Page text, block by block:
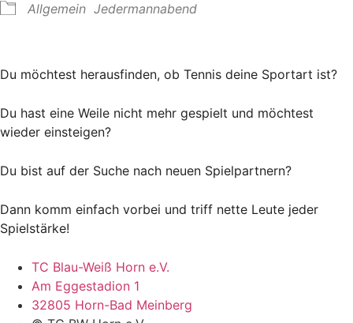
Allgemein Jedermannabend
Du möchtest herausfinden, ob Tennis deine Sportart ist?
Du hast eine Weile nicht mehr gespielt und möchtest
wieder einsteigen?
Du bist auf der Suche nach neuen Spielpartnern?
Dann komm einfach vorbei und triff nette Leute jeder
Spielstärke!
TC Blau-Weiß Horn e.V.
Am Eggestadion 1
32805 Horn-Bad Meinberg